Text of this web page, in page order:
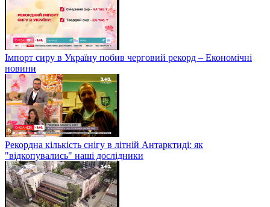
Імпорт сиру в Україну побив черговий рекорд – Економічні
новини
Рекордна кількість снігу в літній Антарктиді: як
"відкопувались" наші дослідники